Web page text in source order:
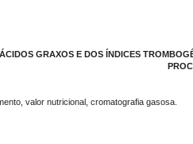
GRAXOS E DOS ÍNDICES
valor nutricional, cromatografia gasosa.